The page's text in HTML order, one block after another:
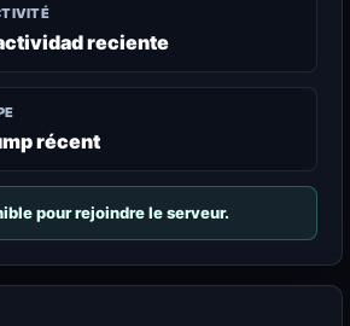
reciente
récent
pour rejoindre le serveur.